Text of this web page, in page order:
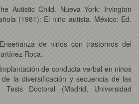
Autistic Child. Nueva York: Irvington
(1981): El niño autista. México: Ed.
de niños con trastornos del
Roca.
de conducta verbal en niños
la diversificación y secuencia de las
Doctoral (Madrid, Universidad